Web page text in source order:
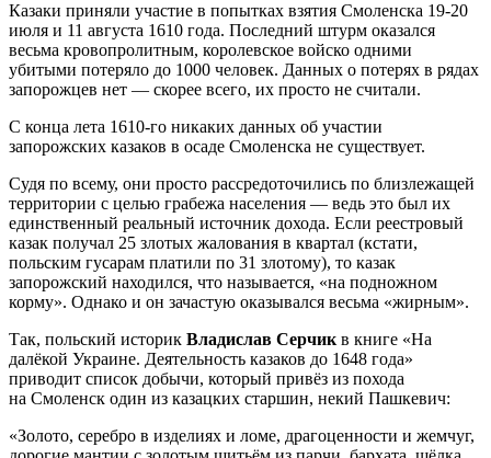
Казаки приняли участие в попытках взятия Смоленска 19-20
июля и 11 августа 1610 года. Последний штурм оказался
весьма кровопролитным, королевское войско одними
убитыми потеряло до 1000 человек. Данных о потерях в рядах
запорожцев нет — скорее всего, их просто не считали.
С конца лета 1610-го никаких данных об участии
запорожских казаков в осаде Смоленска не существует.
Судя по всему, они просто рассредоточились по близлежащей
территории с целью грабежа населения — ведь это был их
единственный реальный источник дохода. Если реестровый
казак получал 25 злотых жалования в квартал (кстати,
польским гусарам платили по 31 злотому), то казак
запорожский находился, что называется, «на подножном
корму». Однако и он зачастую оказывался весьма «жирным».
Так, польский историк Владислав Серчик в книге «На
далёкой Украине. Деятельность казаков до 1648 года»
приводит список добычи, который привёз из похода
на Смоленск один из казацких старшин, некий Пашкевич:
«Золото, серебро в изделиях и ломе, драгоценности и жемчуг,